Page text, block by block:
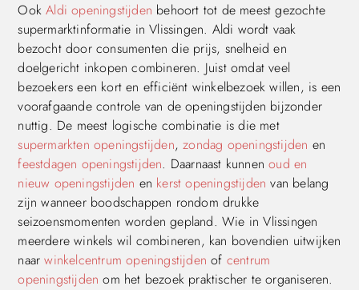
OokAldi openingstijden behoort tot de meest gezochte
supermarktinformatie in Vlissingen. Aldi wordt vaak
bezocht door consumenten die prijs, snelheid en
doelgericht inkopen combineren. Juist omdat veel
bezoekers een kort en efficiënt winkelbezoek willen, is een
voorafgaande controle van de openingstijden bijzonder
nuttig. De meest logische combinatie is die met
supermarkten openingstijden,zondag openingstijden en
feestdagen openingstijden. Daarnaast kunnenoud en
nieuw openingstijden en kerst openingstijden van belang
zijn wanneer boodschappen rondom drukke
seizoensmomenten worden gepland. Wie in Vlissingen
meerdere winkels wil combineren, kan bovendien uitwijken
naarwinkelcentrum openingstijden of centrum
openingstijden om het bezoek praktischer te organiseren.